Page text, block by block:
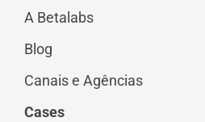
A Betalabs
Blog
Canais e Agências
Cases